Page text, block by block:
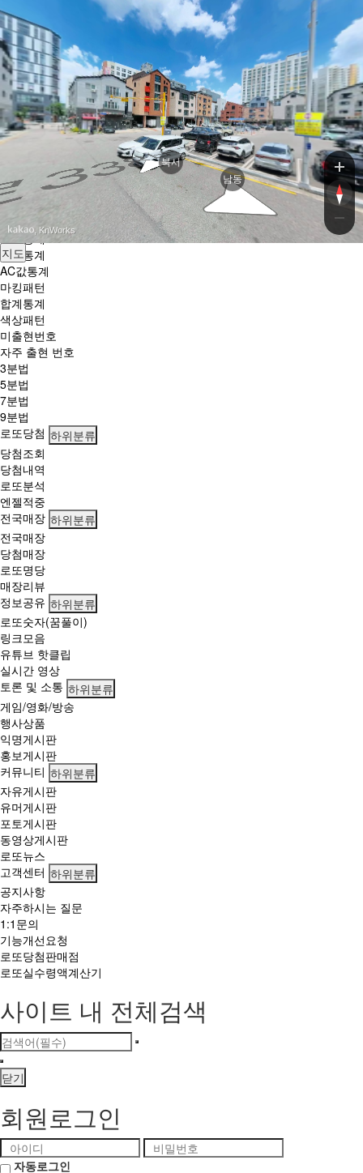
로
또
복
권
방
로또엔젤
닫기
로또조합 하위분류
AI 조합
반자동조합
룰렛조합
슬롯조합
하위분류
번호별 출현횟수
색깔통계
홀짝통계
고저통계
끝수통계
AC값통계
마킹패턴
합계통계
색상패턴
미출현번호
자주 출현 번호
3분법
5분법
7분법
9분법
로또당첨 하위분류
당첨조회
당첨내역
로또분석
엔젤적중
전국매장 하위분류
전국매장
당첨매장
로또명당
매장리뷰
정보공유 하위분류
로또숫자(꿈풀이)
링크모음
유튜브 핫클립
실시간 영상
토론 및 소통 하위분류
게임/영화/방송
행사상품
익명게시판
홍보게시판
커뮤니티 하위분류
자유게시판
유머게시판
포토게시판
동영상게시판
로또뉴스
고객센터 하위분류
공지사항
자주하시는 질문
1:1문의
기능개선요청
로또당첨판매점
로또실수령액계산기
사이트 내 전체검색
닫기
회원로그인
자동로그인
은
북서
남동
, KnWorks